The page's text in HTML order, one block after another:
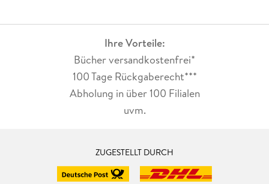
Ihre Vorteile:
Bücher versandkostenfrei*
100 Tage Rückgaberecht***
Abholung in über 100 Filialen
uvm.
ZUGESTELLT DURCH